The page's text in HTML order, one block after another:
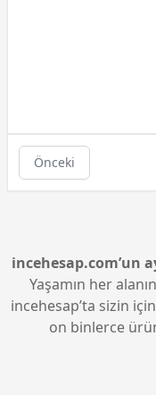
Önceki
incehesap.com’un
Yaşamın her
incehesap’ta sizin
on binlerce